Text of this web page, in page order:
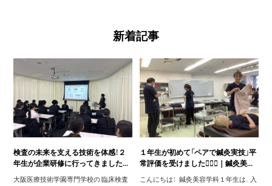
新着記事
検査の未来を支える技術を体感！２
年生が企業研修に行ってきました...
大阪医療技術学園専門学校の 臨床検査
１年生が初めて「ペアで鍼灸実技」平
常評価を受けました🙆‍♀️✅｜鍼灸美...
こんにちは！ 鍼灸美容学科１年生は、 入